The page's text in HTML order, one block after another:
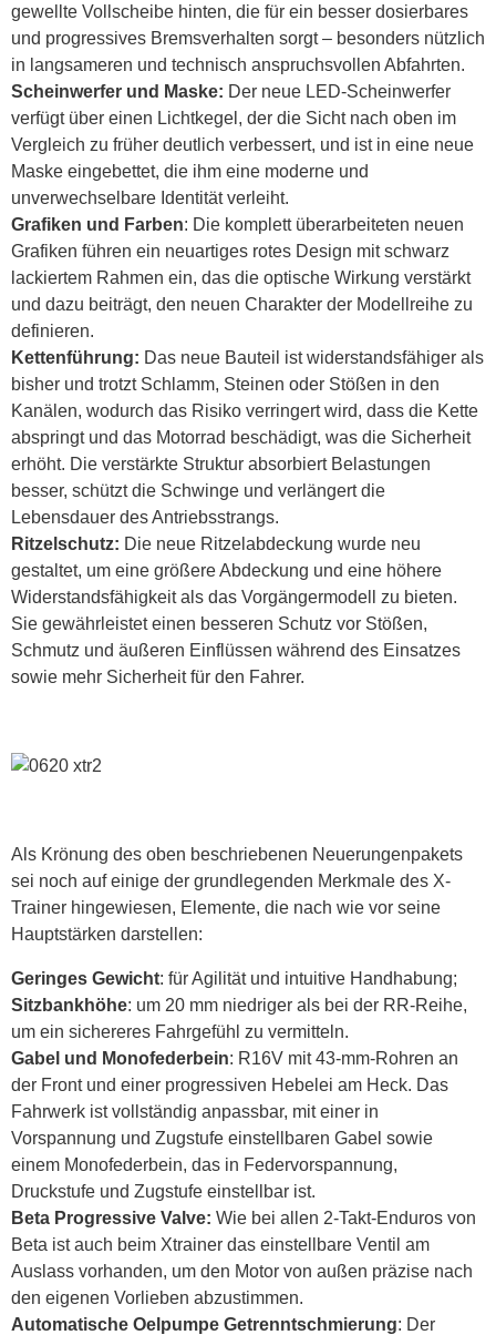
gewellte Vollscheibe hinten, die für ein besser dosierbares
und progressives Bremsverhalten sorgt – besonders nützlich
in langsameren und technisch anspruchsvollen Abfahrten.
Scheinwerfer und Maske: Der neue LED-Scheinwerfer
verfügt über einen Lichtkegel, der die Sicht nach oben im
Vergleich zu früher deutlich verbessert, und ist in eine neue
Maske eingebettet, die ihm eine moderne und
unverwechselbare Identität verleiht.
Grafiken und Farben: Die komplett überarbeiteten neuen
Grafiken führen ein neuartiges rotes Design mit schwarz
lackiertem Rahmen ein, das die optische Wirkung verstärkt
und dazu beiträgt, den neuen Charakter der Modellreihe zu
definieren.
Kettenführung: Das neue Bauteil ist widerstandsfähiger als
bisher und trotzt Schlamm, Steinen oder Stößen in den
Kanälen, wodurch das Risiko verringert wird, dass die Kette
abspringt und das Motorrad beschädigt, was die Sicherheit
erhöht. Die verstärkte Struktur absorbiert Belastungen
besser, schützt die Schwinge und verlängert die
Lebensdauer des Antriebsstrangs.
Ritzelschutz: Die neue Ritzelabdeckung wurde neu
gestaltet, um eine größere Abdeckung und eine höhere
Widerstandsfähigkeit als das Vorgängermodell zu bieten.
Sie gewährleistet einen besseren Schutz vor Stößen,
Schmutz und äußeren Einflüssen während des Einsatzes
sowie mehr Sicherheit für den Fahrer.
Als Krönung des oben beschriebenen Neuerungenpakets
sei noch auf einige der grundlegenden Merkmale des X-
Trainer hingewiesen, Elemente, die nach wie vor seine
Hauptstärken darstellen:
Geringes Gewicht: für Agilität und intuitive Handhabung;
Sitzbankhöhe: um 20 mm niedriger als bei der RR-Reihe,
um ein sichereres Fahrgefühl zu vermitteln.
Gabel und Monofederbein: R16V mit 43-mm-Rohren an
der Front und einer progressiven Hebelei am Heck. Das
Fahrwerk ist vollständig anpassbar, mit einer in
Vorspannung und Zugstufe einstellbaren Gabel sowie
einem Monofederbein, das in Federvorspannung,
Druckstufe und Zugstufe einstellbar ist.
Beta Progressive Valve: Wie bei allen 2-Takt-Enduros von
Beta ist auch beim Xtrainer das einstellbare Ventil am
Auslass vorhanden, um den Motor von außen präzise nach
den eigenen Vorlieben abzustimmen.
Automatische Oelpumpe Getrenntschmierung: Der